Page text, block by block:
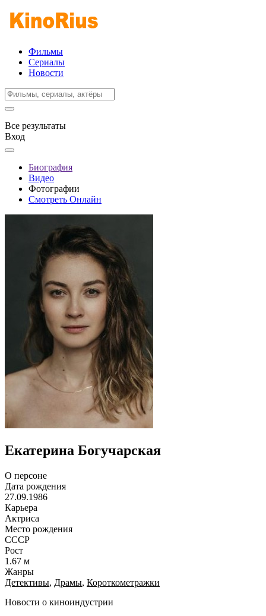
Фильмы
Сериалы
Новости
Все результаты
Вход
Биография
Видео
Фотографии
Смотреть Онлайн
Екатерина Богучарская
О персоне
Дата рождения
27.09.1986
Карьера
Актриса
Место рождения
СССР
Рост
1.67 м
Жанры
Детективы, Драмы, Короткометражки
Новости о киноиндустрии